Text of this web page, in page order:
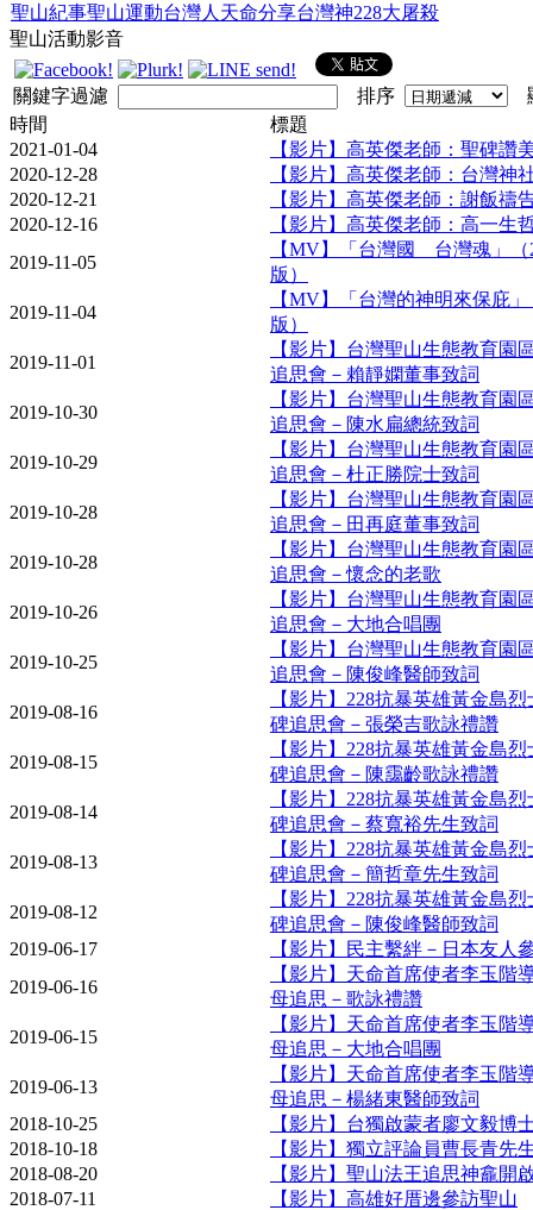
聖山紀事聖山運動台灣人天命分享台灣神228大屠殺
聖山活動影音
關鍵字過濾 排序
時間
標題
2021-01-04
【影片】高英傑老師：聖碑讚
2020-12-28
【影片】高英傑老師：台灣神
2020-12-21
【影片】高英傑老師：謝飯禱
2020-12-16
【影片】高英傑老師：高一生
2019-11-05
【MV】「台灣國 台灣魂」（
版）
2019-11-04
【MV】「台灣的神明來保庇
版）
2019-11-01
【影片】台灣聖山生態教育園
追思會－賴靜嫻董事致詞
2019-10-30
【影片】台灣聖山生態教育園
追思會－陳水扁總統致詞
2019-10-29
【影片】台灣聖山生態教育園
追思會－杜正勝院士致詞
2019-10-28
【影片】台灣聖山生態教育園
追思會－田再庭董事致詞
2019-10-28
【影片】台灣聖山生態教育園
追思會－懷念的老歌
2019-10-26
【影片】台灣聖山生態教育園
追思會－大地合唱團
2019-10-25
【影片】台灣聖山生態教育園
追思會－陳俊峰醫師致詞
2019-08-16
【影片】228抗暴英雄黃金島
碑追思會－張榮吉歌詠禮讚
2019-08-15
【影片】228抗暴英雄黃金島
碑追思會－陳靄齡歌詠禮讚
2019-08-14
【影片】228抗暴英雄黃金島
碑追思會－蔡寬裕先生致詞
2019-08-13
【影片】228抗暴英雄黃金島
碑追思會－簡哲章先生致詞
2019-08-12
【影片】228抗暴英雄黃金島
碑追思會－陳俊峰醫師致詞
2019-06-17
【影片】民主繫絆－日本友人
2019-06-16
【影片】天命首席使者李玉階
母追思－歌詠禮讚
2019-06-15
【影片】天命首席使者李玉階
母追思－大地合唱團
2019-06-13
【影片】天命首席使者李玉階
母追思－楊緒東醫師致詞
2018-10-25
【影片】台獨啟蒙者廖文毅博
2018-10-18
【影片】獨立評論員曹長青先
2018-08-20
【影片】聖山法王追思神龕開
2018-07-11
【影片】高雄好厝邊參訪聖山